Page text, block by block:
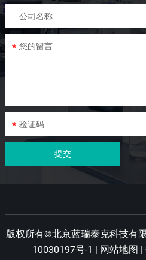
版权所有©北京蓝瑞泰克科技有
10030197号-1 | 网站地图 |